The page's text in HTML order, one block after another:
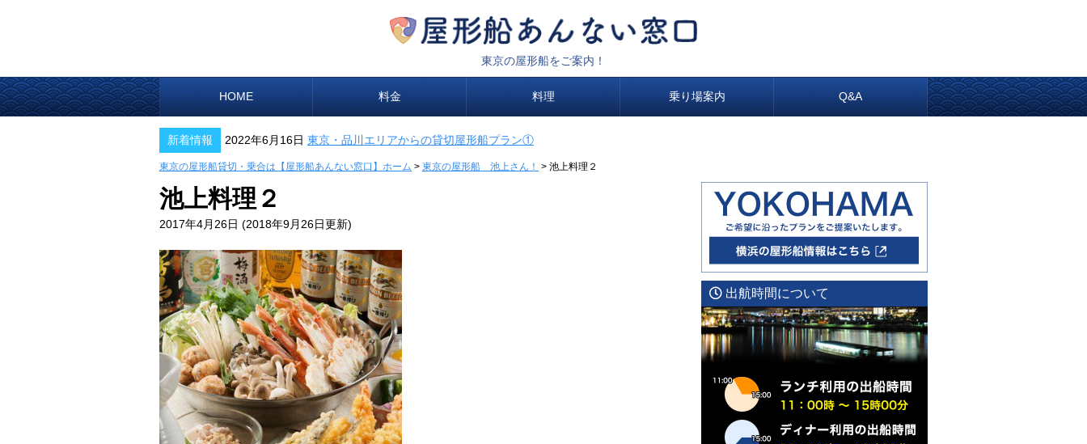
東京の屋形船をご案内！
HOME 料金 料理 乗り場案内 Q&A
新着情報 2022年6月16日 東京・品川エリアからの貸切屋形船プラン①
東京の屋形船貸切・乗合は【屋形船あんない窓口】ホーム > 東京の屋形船 池上さん！ > 池上料理２
池上料理２
2017年4月26日 (2018年9月26日更新)
出航時間について